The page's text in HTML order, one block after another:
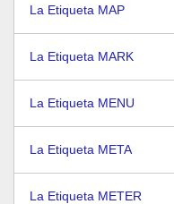
La Etiqueta MAP
La Etiqueta MARK
La Etiqueta MENU
La Etiqueta META
La Etiqueta METER